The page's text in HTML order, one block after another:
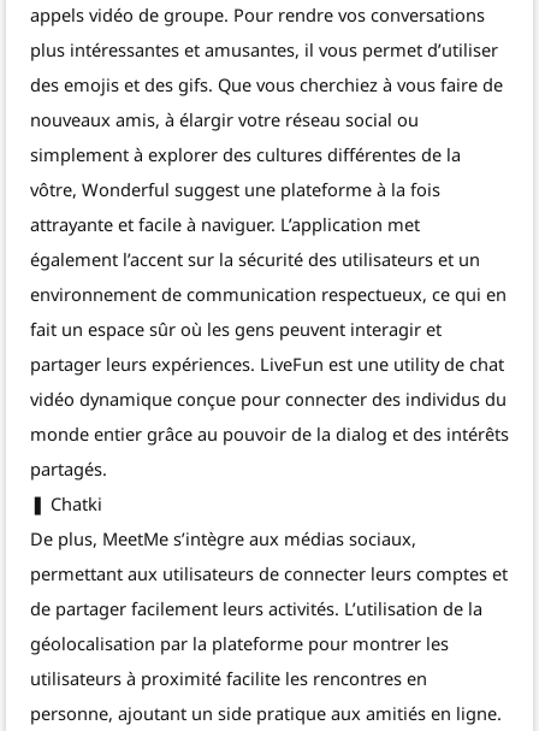
appels vidéo de groupe. Pour rendre vos conversations
plus intéressantes et amusantes, il vous permet d’utiliser
des emojis et des gifs. Que vous cherchiez à vous faire de
nouveaux amis, à élargir votre réseau social ou
simplement à explorer des cultures différentes de la
vôtre, Wonderful suggest une plateforme à la fois
attrayante et facile à naviguer. L’application met
également l’accent sur la sécurité des utilisateurs et un
environnement de communication respectueux, ce qui en
fait un espace sûr où les gens peuvent interagir et
partager leurs expériences. LiveFun est une utility de chat
vidéo dynamique conçue pour connecter des individus du
monde entier grâce au pouvoir de la dialog et des intérêts
partagés.
❚ Chatki
De plus, MeetMe s’intègre aux médias sociaux,
permettant aux utilisateurs de connecter leurs comptes et
de partager facilement leurs activités. L’utilisation de la
géolocalisation par la plateforme pour montrer les
utilisateurs à proximité facilite les rencontres en
personne, ajoutant un side pratique aux amitiés en ligne.